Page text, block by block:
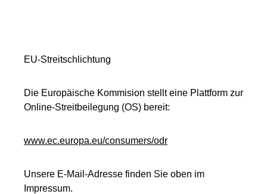
EU-Streitschlichtung
Die Europäische Kommision stellt eine Plattform zur
Online-Streitbeilegung (OS) bereit:
www.ec.europa.eu/consumers/odr
Unsere E-Mail-Adresse finden Sie oben im
Impressum.